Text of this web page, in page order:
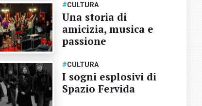
#CULTURA
Una storia di
amicizia, musica e
passione
#CULTURA
I sogni esplosivi di
Spazio Fervida